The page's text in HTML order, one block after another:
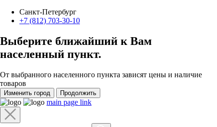
Санкт-Петербург
+7 (812) 703-30-10
Выберите ближайший к Вам
населенный пункт.
От выбранного населенного пункта зависят цены и наличие
товаров
Изменить город Продолжить
main page link